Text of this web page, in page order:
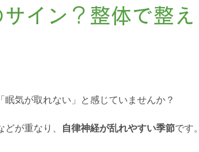
イン？整体で整え
気が取れない」と感じていませんか？
が重なり、 自律神経が乱れやすい季節です。